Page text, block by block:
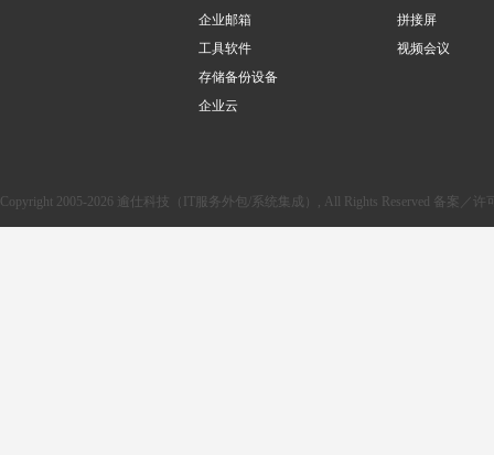
企业邮箱
工具软件
存储备份设备
企业云
拼接屏
视频会议
Copyright 2005-2026 逾仕科技（IT服务外包/系统集成）, All Rights Reserved 备案／